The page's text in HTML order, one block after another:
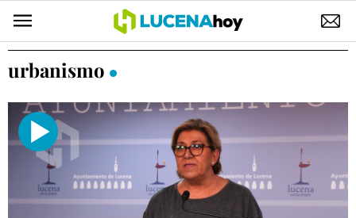
POLÍTICA
ELECCIONES
SUCESOS
ECONOMÍA
urbanismo